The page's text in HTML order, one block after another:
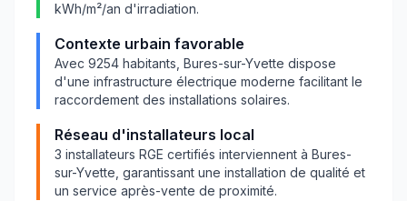
kWh/m²/an d'irradiation.
Contexte urbain favorable
Avec 9254 habitants, Bures-sur-Yvette dispose
d'une infrastructure électrique moderne facilitant le
raccordement des installations solaires.
Réseau d'installateurs local
3 installateurs RGE certifiés interviennent à Bures-
sur-Yvette , garantissant une installation de qualité et
un service après-vente de proximité.